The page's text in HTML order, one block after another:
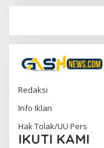
Redaksi
Info Iklan
Hak Tolak/UU Pers
IKUTI KAMI